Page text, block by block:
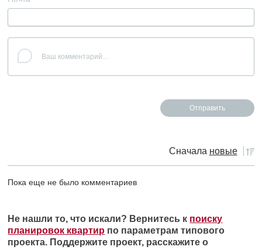
Сначала новые
Пока еще не было комментариев
Не нашли то, что искали? Вернитесь к поиску
планировок квартир по параметрам типового
проекта. Поддержите проект, расскажите о